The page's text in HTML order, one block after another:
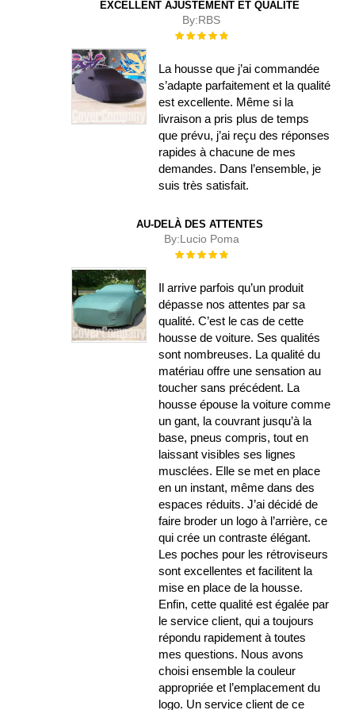
EXCELLENT AJUSTEMENT ET QUALITÉ
By:RBS
Évaluation :
La housse que j’ai commandée
s’adapte parfaitement et la qualité
est excellente. Même si la
livraison a pris plus de temps
que prévu, j’ai reçu des réponses
rapides à chacune de mes
demandes. Dans l’ensemble, je
suis très satisfait.
AU-DELÀ DES ATTENTES
By:Lucio Poma
Évaluation :
Il arrive parfois qu’un produit
dépasse nos attentes par sa
qualité. C’est le cas de cette
housse de voiture. Ses qualités
sont nombreuses. La qualité du
matériau offre une sensation au
toucher sans précédent. La
housse épouse la voiture comme
un gant, la couvrant jusqu’à la
base, pneus compris, tout en
laissant visibles ses lignes
musclées. Elle se met en place
en un instant, même dans des
espaces réduits. J’ai décidé de
faire broder un logo à l’arrière, ce
qui crée un contraste élégant.
Les poches pour les rétroviseurs
sont excellentes et facilitent la
mise en place de la housse.
Enfin, cette qualité est égalée par
le service client, qui a toujours
répondu rapidement à toutes
mes questions. Nous avons
choisi ensemble la couleur
appropriée et l’emplacement du
logo. Un service client de ce